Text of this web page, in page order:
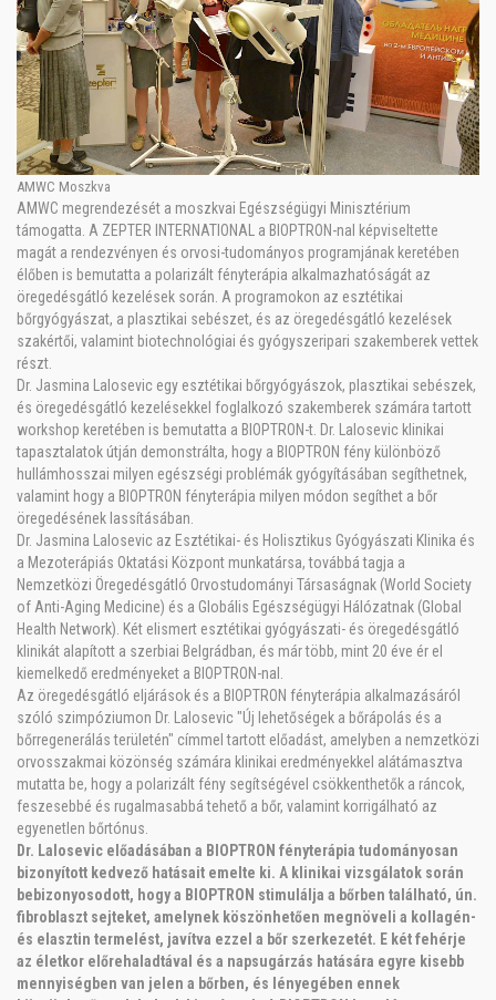
AMWC Moszkva
AMWC megrendezését a moszkvai Egészségügyi Minisztérium
támogatta. A ZEPTER INTERNATIONAL a BIOPTRON-nal képviseltette
magát a rendezvényen és orvosi-tudományos programjának keretében
élőben is bemutatta a polarizált fényterápia alkalmazhatóságát az
öregedésgátló kezelések során. A programokon az esztétikai
bőrgyógyászat, a plasztikai sebészet, és az öregedésgátló kezelések
szakértői, valamint biotechnológiai és gyógyszeripari szakemberek vettek
részt.
Dr. Jasmina Lalosevic egy esztétikai bőrgyógyászok, plasztikai sebészek,
és öregedésgátló kezelésekkel foglalkozó szakemberek számára tartott
workshop keretében is bemutatta a BIOPTRON-t. Dr. Lalosevic klinikai
tapasztalatok útján demonstrálta, hogy a BIOPTRON fény különböző
hullámhosszai milyen egészségi problémák gyógyításában segíthetnek,
valamint hogy a BIOPTRON fényterápia milyen módon segíthet a bőr
öregedésének lassításában.
Dr. Jasmina Lalosevic az Esztétikai- és Holisztikus Gyógyászati Klinika és
a Mezoterápiás Oktatási Központ munkatársa, továbbá tagja a
Nemzetközi Öregedésgátló Orvostudományi Társaságnak (World Society
of Anti-Aging Medicine) és a Globális Egészségügyi Hálózatnak (Global
Health Network). Két elismert esztétikai gyógyászati- és öregedésgátló
klinikát alapított a szerbiai Belgrádban, és már több, mint 20 éve ér el
kiemelkedő eredményeket a BIOPTRON-nal.
Az öregedésgátló eljárások és a BIOPTRON fényterápia alkalmazásáról
szóló szimpóziumon Dr. Lalosevic "Új lehetőségek a bőrápolás és a
bőrregenerálás területén" címmel tartott előadást, amelyben a nemzetközi
orvosszakmai közönség számára klinikai eredményekkel alátámasztva
mutatta be, hogy a polarizált fény segítségével csökkenthetők a ráncok,
feszesebbé és rugalmasabbá tehető a bőr, valamint korrigálható az
egyenetlen bőrtónus.
Dr. Lalosevic előadásában a BIOPTRON fényterápia tudományosan
bizonyított kedvező hatásait emelte ki. A klinikai vizsgálatok során
bebizonyosodott, hogy a BIOPTRON stimulálja a bőrben található, ún.
fibroblaszt sejteket, amelynek köszönhetően megnöveli a kollagén-
és elasztin termelést, javítva ezzel a bőr szerkezetét. E két fehérje
az életkor előrehaladtával és a napsugárzás hatására egyre kisebb
mennyiségben van jelen a bőrben, és lényegében ennek